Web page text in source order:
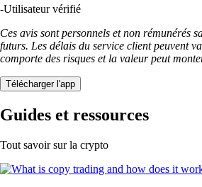
-Utilisateur vérifié
Ces avis sont personnels et non rémunérés
futurs. Les délais du service client peuvent
comporte des risques et la valeur peut
Télécharger l'app
Guides et ressources
Tout savoir sur la crypto